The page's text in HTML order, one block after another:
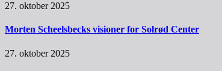
27. oktober 2025
Morten Scheelsbecks visioner for Solrød Center
27. oktober 2025